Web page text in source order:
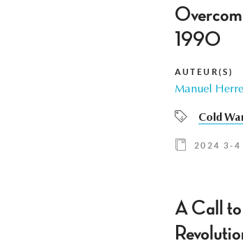
1990
AUTEUR(S)
Manuel
Cold
2024 3-4
A Call to